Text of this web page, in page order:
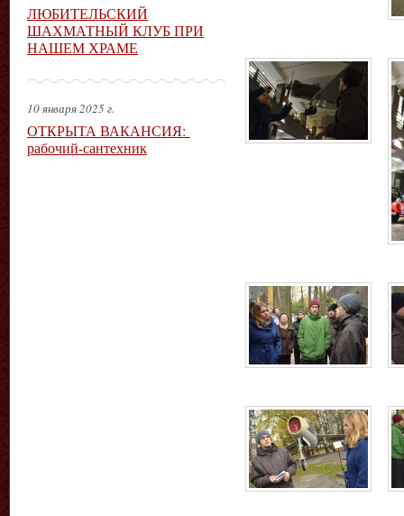
ЛЮБИТЕЛЬСКИЙ
ШАХМАТНЫЙ КЛУБ ПРИ
НАШЕМ ХРАМЕ
10 января 2025 г.
ОТКРЫТА ВАКАНСИЯ:
рабочий-сантехник